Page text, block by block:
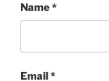
Name*
Email*